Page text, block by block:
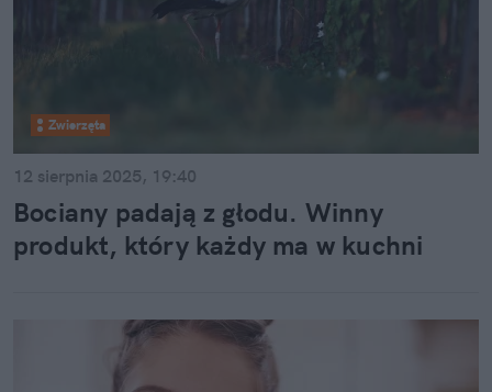
Zwierzęta
12 sierpnia 2025, 19:40
Bociany padają z głodu. Winny
produkt, który każdy ma w kuchni